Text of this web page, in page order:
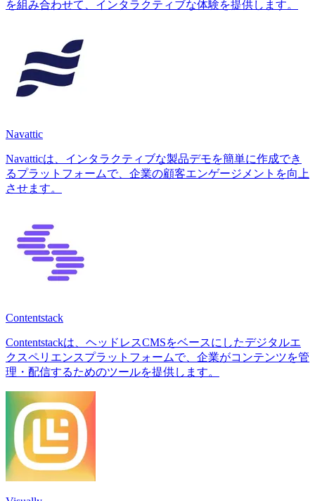
を組み合わせて、インタラクティブな体験を提供します。
Navattic
Navatticは、インタラクティブな製品デモを簡単に作成でき
るプラットフォームで、企業の顧客エンゲージメントを向上
させます。
Contentstack
Contentstackは、ヘッドレスCMSをベースにしたデジタルエ
クスペリエンスプラットフォームで、企業がコンテンツを管
理・配信するためのツールを提供します。